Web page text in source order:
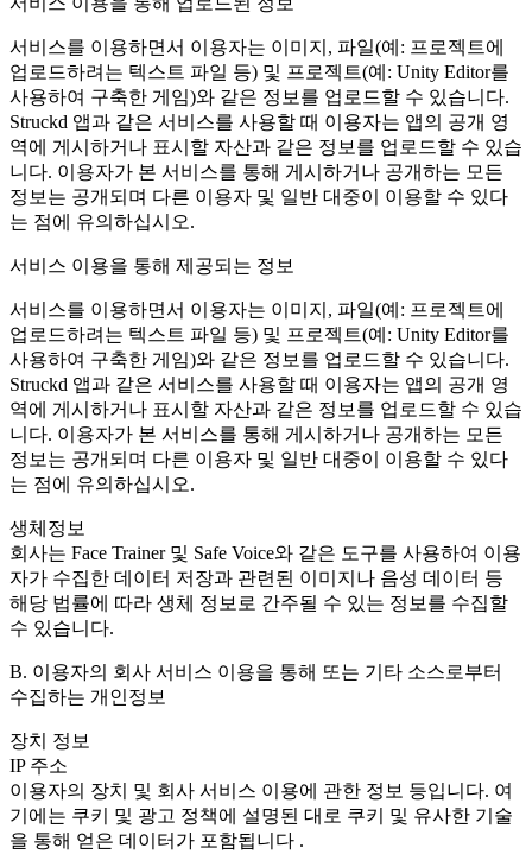
서비스를 이용하면서 이용자는 이미지, 파일(예: 프로젝트에
업로드하려는 텍스트 파일 등) 및 프로젝트(예: Unity Editor를
사용하여 구축한 게임)와 같은 정보를 업로드할 수 있습니다.
Struckd 앱과 같은 서비스를 사용할 때 이용자는 앱의 공개 영
역에 게시하거나 표시할 자산과 같은 정보를 업로드할 수 있습
니다. 이용자가 본 서비스를 통해 게시하거나 공개하는 모든
정보는 공개되며 다른 이용자 및 일반 대중이 이용할 수 있다
는 점에 유의하십시오.
서비스 이용을 통해 제공되는 정보
서비스를 이용하면서 이용자는 이미지, 파일(예: 프로젝트에
업로드하려는 텍스트 파일 등) 및 프로젝트(예: Unity Editor를
사용하여 구축한 게임)와 같은 정보를 업로드할 수 있습니다.
Struckd 앱과 같은 서비스를 사용할 때 이용자는 앱의 공개 영
역에 게시하거나 표시할 자산과 같은 정보를 업로드할 수 있습
니다. 이용자가 본 서비스를 통해 게시하거나 공개하는 모든
정보는 공개되며 다른 이용자 및 일반 대중이 이용할 수 있다
는 점에 유의하십시오.
생체정보
회사는 Face Trainer 및 Safe Voice와 같은 도구를 사용하여 이용
자가 수집한 데이터 저장과 관련된 이미지나 음성 데이터 등
해당 법률에 따라 생체 정보로 간주될 수 있는 정보를 수집할
수 있습니다.
B. 이용자의 회사 서비스 이용을 통해 또는 기타 소스로부터
수집하는 개인정보
장치 정보
IP 주소
이용자의 장치 및 회사 서비스 이용에 관한 정보 등입니다. 여
기에는 쿠키 및 광고 정책에 설명된 대로 쿠키 및 유사한 기술
을 통해 얻은 데이터가 포함됩니다 .